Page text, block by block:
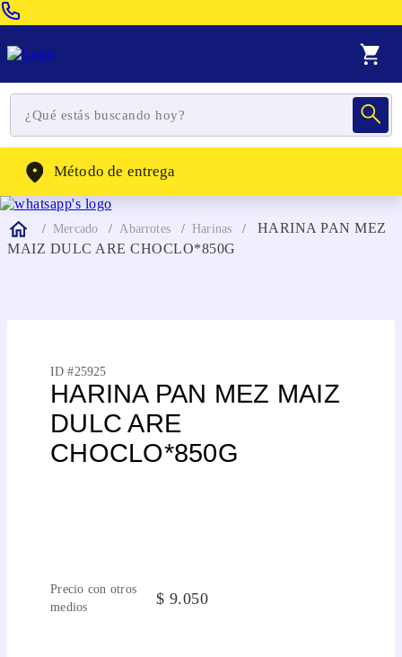
WhatsApp: (302) 262-4104
Método de entrega
Mercado Abarrotes Harinas
HARINA PAN MEZ
MAIZ DULC ARE CHOCLO*850G
ID #25925
HARINA PAN MEZ MAIZ
DULC ARE
CHOCLO*850G
Precio con otros
medios
$ 9.050